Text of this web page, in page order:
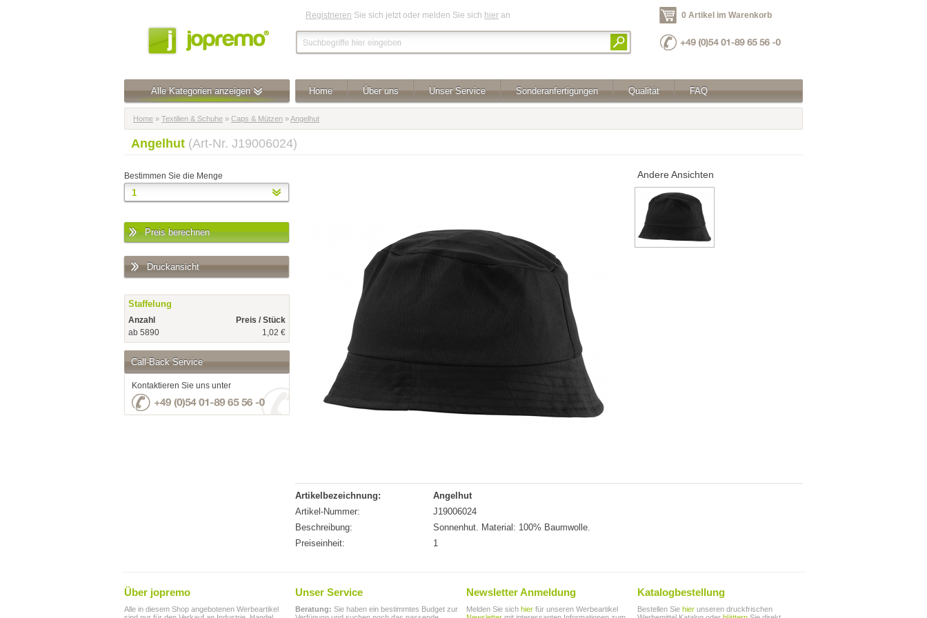
Registrieren Sie sich jetzt oder melden Sie sich hier an 0 Artikel im Warenkorb
Alle Kategorien anzeigen Home Über uns Unser Service Sonderanfertigungen Qualität FAQ
Home » Textilien & Schuhe » Caps & Mützen »Angelhut
Angelhut (Art-Nr. J19006024)
Bestimmen Sie die Menge
Preis berechnen
Druckansicht
Staffelung
Anzahl
Preis / Stück
ab 5890
1,02 €
Call-Back Service
Kontaktieren Sie uns unter
Andere Ansichten
Artikelbezeichnung:
Angelhut
Artikel-Nummer:
J19006024
Beschreibung:
Sonnenhut. Material: 100% Baumwolle.
Preiseinheit:
1
Über jopremo
Alle in diesem Shop angebotenen Werbeartikel
Unser Service
Beratung: Sie haben ein bestimmtes Budget zur
Newsletter Anmeldung
Melden Sie sich hier für unseren Werbeartikel
Katalogbestellung
Bestellen Sie hier unseren druckfrischen